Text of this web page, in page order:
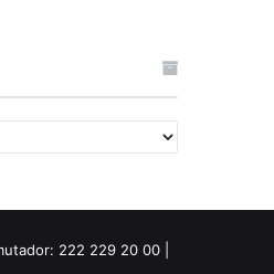
222 229 20 00 |